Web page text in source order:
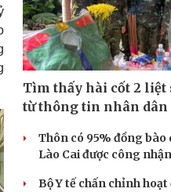
Tìm thấy hài cốt 2 liệt
từ thông tin nhân dân
Thôn có 95% đồng bào
Lào Cai được công
Bộ Y tế chấn chỉnh